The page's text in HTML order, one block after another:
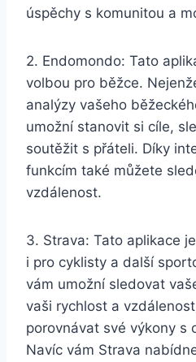
úspěchy s komunitou a
2. Endomondo: Tato
volbou pro běžce.
analýzy vašeho
umožní stanovit si cíle,
soutěžit s přáteli. Díky
funkcím také můžete
vzdálenost.
3. Strava: Tato aplikace
i pro cyklisty a další
vám umožní sledovat
vaši rychlost a
porovnávat své výkony s
Navíc vám Strava